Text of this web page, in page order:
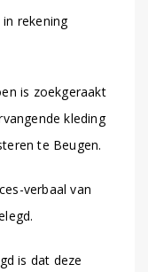
rekening
is zoekgeraakt
kleding
te Beugen.
verbaal van
is dat deze